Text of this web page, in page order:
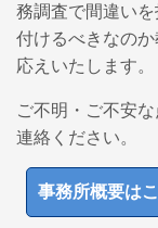
務調査で間違い
付けるべきなの
応えいたします。
ご不明・ご不安
連絡ください。
事務所概要は